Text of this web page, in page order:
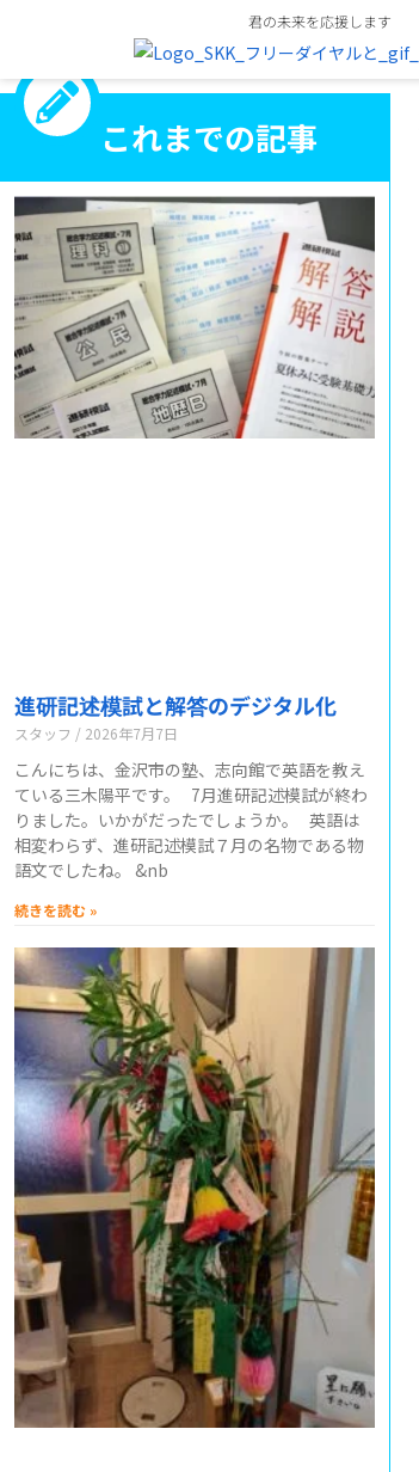
君の未来を応援します
これまでの記事
進研記述模試と解答のデジタル化
スタッフ 2026年7月7日
こんにちは、金沢市の塾、志向館で英語を教え
ている三木陽平です。 7月進研記述模試が終わ
りました。いかがだったでしょうか。 英語は
相変わらず、進研記述模試７月の名物である物
語文でしたね。 &nb
続きを読む »